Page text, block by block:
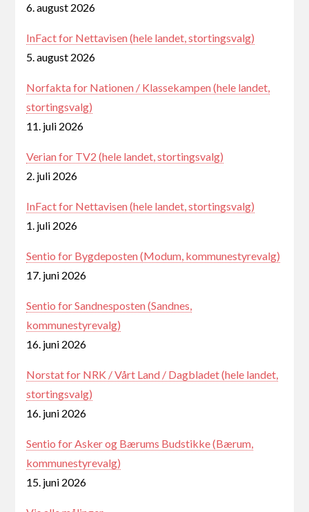
6. august 2026
InFact for Nettavisen (hele landet, stortingsvalg)
5. august 2026
Norfakta for Nationen / Klassekampen (hele landet,
stortingsvalg)
11. juli 2026
Verian for TV2 (hele landet, stortingsvalg)
2. juli 2026
InFact for Nettavisen (hele landet, stortingsvalg)
1. juli 2026
Sentio for Bygdeposten (Modum, kommunestyrevalg)
17. juni 2026
Sentio for Sandnesposten (Sandnes,
kommunestyrevalg)
16. juni 2026
Norstat for NRK / Vårt Land / Dagbladet (hele landet,
stortingsvalg)
16. juni 2026
Sentio for Asker og Bærums Budstikke (Bærum,
kommunestyrevalg)
15. juni 2026